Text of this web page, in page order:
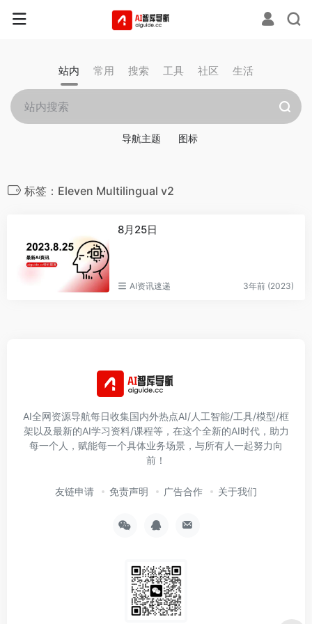
站内 常用 搜索 工具 社区 生活
导航主题 图标
标签：Eleven Multilingual v2
8月25日
AI资讯速递 3年前 (2023)
AI全网资源导航每日收集国内外热点AI/人工智能/工具/模型/框
架以及最新的AI学习资料/课程等，在这个全新的AI时代，助力
每一个人，赋能每一个具体业务场景，与所有人一起努力向
前！
友链申请 免责声明 广告合作 关于我们